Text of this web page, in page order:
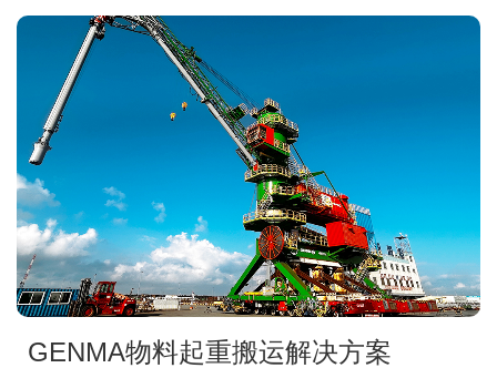
GENMA物料起重搬运解决方案